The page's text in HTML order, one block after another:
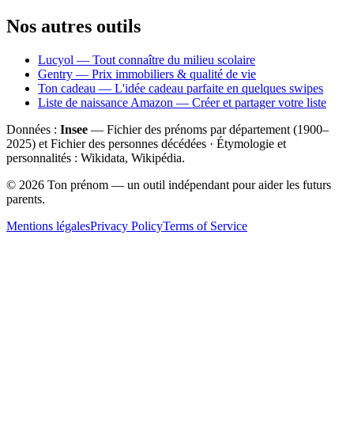
Nos autres outils
Lucyol — Tout connaître du milieu scolaire
Gentry — Prix immobiliers & qualité de vie
Ton cadeau — L'idée cadeau parfaite en quelques swipes
Liste de naissance Amazon — Créer et partager votre liste
Données : Insee — Fichier des prénoms par département (1900–
2025) et Fichier des personnes décédées · Étymologie et
personnalités : Wikidata, Wikipédia.
© 2026 Ton prénom — un outil indépendant pour aider les futurs
parents.
Mentions légalesPrivacy PolicyTerms of Service